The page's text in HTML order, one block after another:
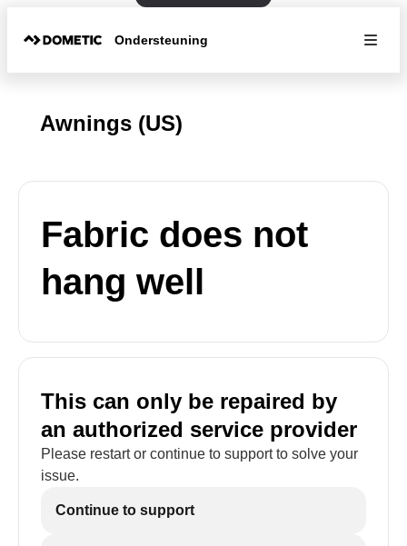
Ondersteuning
Awnings (US)
Fabric does not
hang well
This can only be repaired by
an authorized service provider
Please restart or continue to support to solve your
issue.
Continue to support